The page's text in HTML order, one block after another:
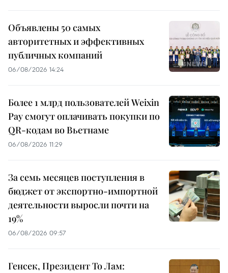
Объявлены 50 самых
авторитетных и эффективных
публичных компаний
06/08/2026 14:24
Более 1 млрд пользователей Weixin
Pay смогут оплачивать покупки по
QR-кодам во Вьетнаме
06/08/2026 11:29
За семь месяцев поступления в
бюджет от экспортно-импортной
деятельности выросли почти на
19%
06/08/2026 09:57
Генсек, Президент То Лам: